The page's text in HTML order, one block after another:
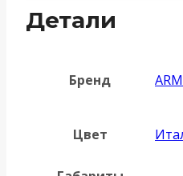
Детали
Бренд
Цвет